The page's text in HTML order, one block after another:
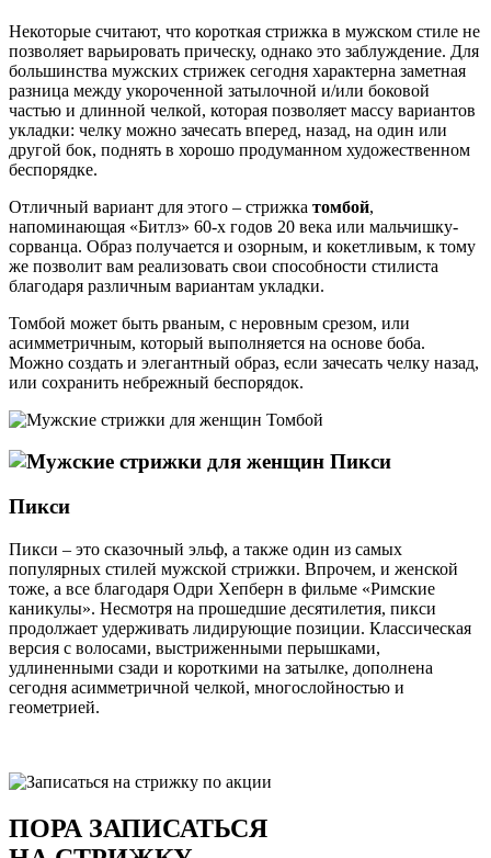
Некоторые считают, что короткая стрижка в мужском стиле не
позволяет варьировать прическу, однако это заблуждение. Для
большинства мужских стрижек сегодня характерна заметная
разница между укороченной затылочной и/или боковой
частью и длинной челкой, которая позволяет массу вариантов
укладки: челку можно зачесать вперед, назад, на один или
другой бок, поднять в хорошо продуманном художественном
беспорядке.
Отличный вариант для этого – стрижка томбой,
напоминающая «Битлз» 60-х годов 20 века или мальчишку-
сорванца. Образ получается и озорным, и кокетливым, к тому
же позволит вам реализовать свои способности стилиста
благодаря различным вариантам укладки.
Томбой может быть рваным, с неровным срезом, или
асимметричным, который выполняется на основе боба.
Можно создать и элегантный образ, если зачесать челку назад,
или сохранить небрежный беспорядок.
Пикси
Пикси – это сказочный эльф, а также один из самых
популярных стилей мужской стрижки. Впрочем, и женской
тоже, а все благодаря Одри Хепберн в фильме «Римские
каникулы». Несмотря на прошедшие десятилетия, пикси
продолжает удерживать лидирующие позиции. Классическая
версия с волосами, выстриженными перышками,
удлиненными сзади и короткими на затылке, дополнена
сегодня асимметричной челкой, многослойностью и
геометрией.
ПОРА ЗАПИСАТЬСЯ